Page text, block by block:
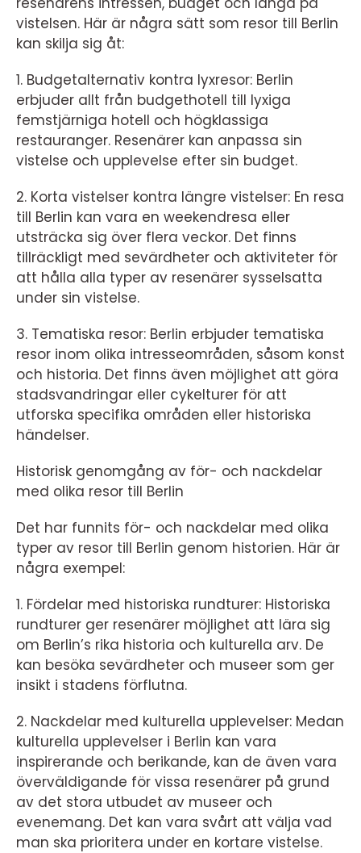
vistelsen. Här är några sätt som resor till Berlin
kan skilja sig åt:
1. Budgetalternativ kontra lyxresor: Berlin
erbjuder allt från budgethotell till lyxiga
femstjärniga hotell och högklassiga
restauranger. Resenärer kan anpassa sin
vistelse och upplevelse efter sin budget.
2. Korta vistelser kontra längre vistelser: En resa
till Berlin kan vara en weekendresa eller
utsträcka sig över flera veckor. Det finns
tillräckligt med sevärdheter och aktiviteter för
att hålla alla typer av resenärer sysselsatta
under sin vistelse.
3. Tematiska resor: Berlin erbjuder tematiska
resor inom olika intresseområden, såsom konst
och historia. Det finns även möjlighet att göra
stadsvandringar eller cykelturer för att
utforska specifika områden eller historiska
händelser.
Historisk genomgång av för- och nackdelar
med olika resor till Berlin
Det har funnits för- och nackdelar med olika
typer av resor till Berlin genom historien. Här är
några exempel:
1. Fördelar med historiska rundturer: Historiska
rundturer ger resenärer möjlighet att lära sig
om Berlin’s rika historia och kulturella arv. De
kan besöka sevärdheter och museer som ger
insikt i stadens förflutna.
2. Nackdelar med kulturella upplevelser: Medan
kulturella upplevelser i Berlin kan vara
inspirerande och berikande, kan de även vara
överväldigande för vissa resenärer på grund
av det stora utbudet av museer och
evenemang. Det kan vara svårt att välja vad
man ska prioritera under en kortare vistelse.